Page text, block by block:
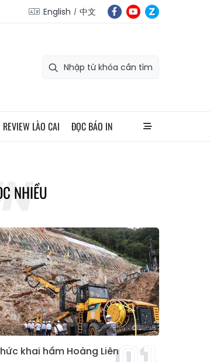
English 中文
REVIEW LÀO CAI ĐỌC BÁO IN
NHIỀU
khai hầm Hoàng Liên